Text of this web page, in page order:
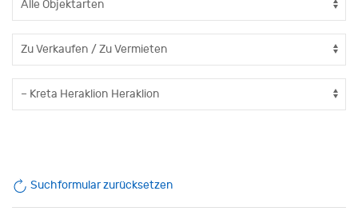
Suchformular zurücksetzen